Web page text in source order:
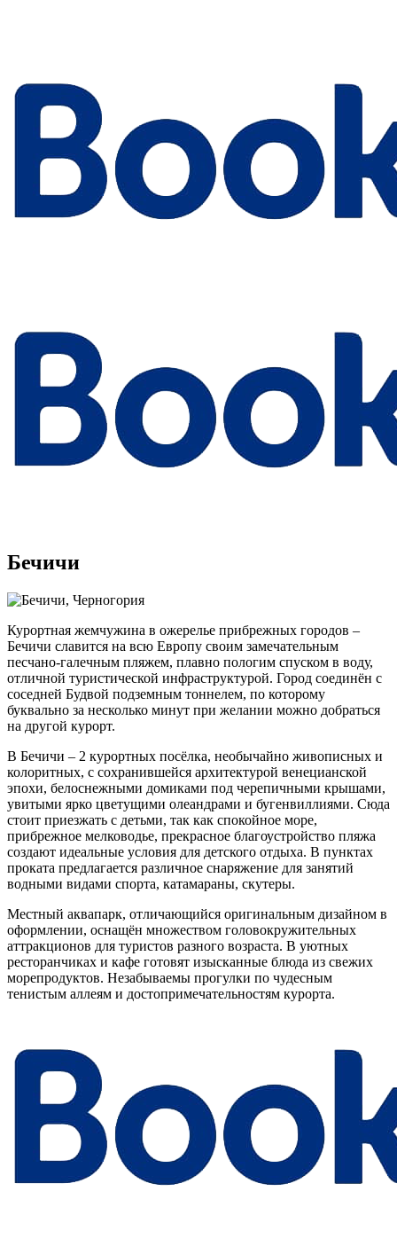
Бечичи
Курортная жемчужина в ожерелье прибрежных городов –
Бечичи славится на всю Европу своим замечательным
песчано-галечным пляжем, плавно пологим спуском в воду,
отличной туристической инфраструктурой. Город соединён с
соседней Будвой подземным тоннелем, по которому
буквально за несколько минут при желании можно добраться
на другой курорт.
В Бечичи – 2 курортных посёлка, необычайно живописных и
колоритных, с сохранившейся архитектурой венецианской
эпохи, белоснежными домиками под черепичными крышами,
увитыми ярко цветущими олеандрами и бугенвиллиями. Сюда
стоит приезжать с детьми, так как спокойное море,
прибрежное мелководье, прекрасное благоустройство пляжа
создают идеальные условия для детского отдыха. В пунктах
проката предлагается различное снаряжение для занятий
водными видами спорта, катамараны, скутеры.
Местный аквапарк, отличающийся оригинальным дизайном в
оформлении, оснащён множеством головокружительных
аттракционов для туристов разного возраста. В уютных
ресторанчиках и кафе готовят изысканные блюда из свежих
морепродуктов. Незабываемы прогулки по чудесным
тенистым аллеям и достопримечательностям курорта.